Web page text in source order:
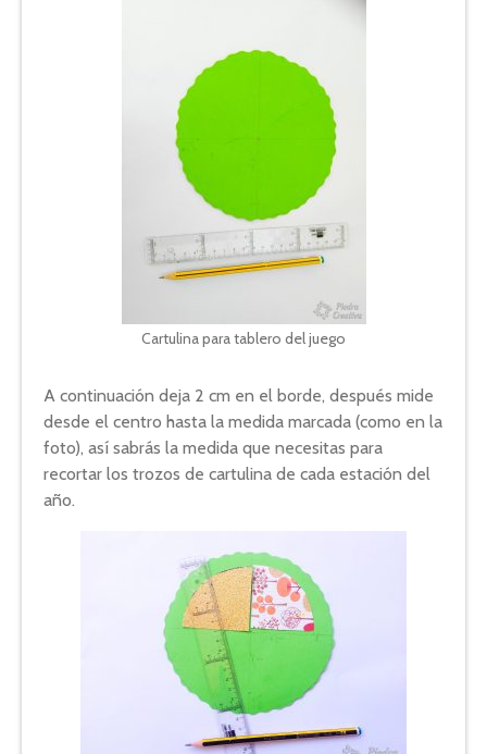
Cartulina para tablero del juego
A continuación deja 2 cm en el borde, después mide
desde el centro hasta la medida marcada (como en la
foto), así sabrás la medida que necesitas para
recortar los trozos de cartulina de cada estación del
año.